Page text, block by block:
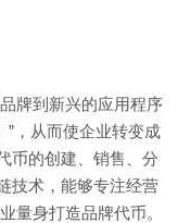
牌到新兴的应用程序
”，从而使企业转变成
币的创建、销售、分
技术，能够专注经营
量身打造品牌代币。